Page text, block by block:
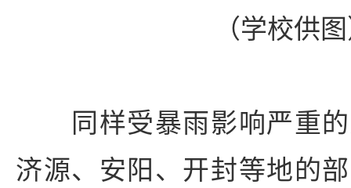
（学校供
同样受暴雨影响严重的
济源、安阳、开封等地的